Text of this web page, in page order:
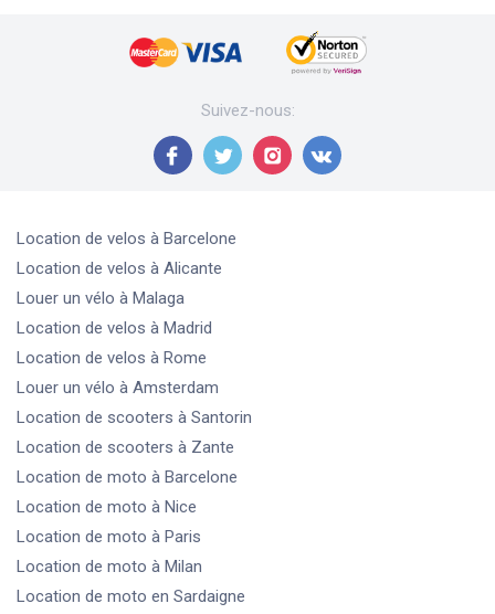
Suivez-nous:
Location de velos à Barcelone
Location de velos à Alicante
Louer un vélo à Malaga
Location de velos à Madrid
Location de velos à Rome
Louer un vélo à Amsterdam
Location de scooters à Santorin
Location de scooters à Zante
Location de moto à Barcelone
Location de moto à Nice
Location de moto à Paris
Location de moto à Milan
Location de moto en Sardaigne